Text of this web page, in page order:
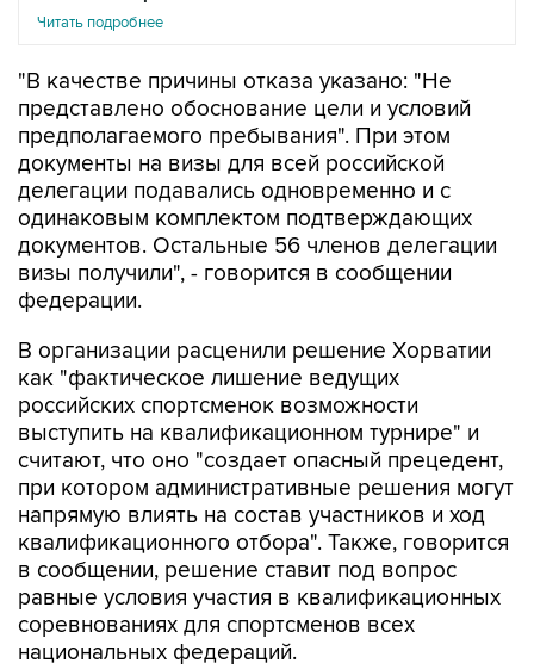
Читать подробнее
"В качестве причины отказа указано: "Не
представлено обоснование цели и условий
предполагаемого пребывания". При этом
документы на визы для всей российской
делегации подавались одновременно и с
одинаковым комплектом подтверждающих
документов. Остальные 56 членов делегации
визы получили", - говорится в сообщении
федерации.
В организации расценили решение Хорватии
как "фактическое лишение ведущих
российских спортсменок возможности
выступить на квалификационном турнире" и
считают, что оно "создает опасный прецедент,
при котором административные решения могут
напрямую влиять на состав участников и ход
квалификационного отбора". Также, говорится
в сообщении, решение ставит под вопрос
равные условия участия в квалификационных
соревнованиях для спортсменов всех
национальных федераций.